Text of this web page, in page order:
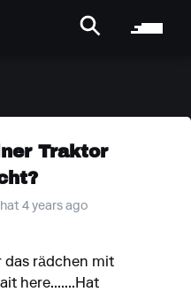
Traktor
4 years ago
das rädchen mit
here.......Hat